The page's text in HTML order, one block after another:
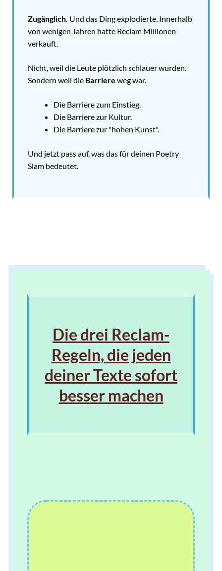
Zugänglich. Und das Ding explodierte. Innerhalb
von wenigen Jahren hatte Reclam Millionen
verkauft.
Nicht, weil die Leute plötzlich schlauer wurden.
Sondern weil die Barriere weg war.
Die Barriere zum Einstieg.
Die Barriere zur Kultur.
Die Barriere zur "hohen Kunst".
Und jetzt pass auf, was das für deinen Poetry
Slam bedeutet.
Die drei Reclam-
Regeln, die jeden
deiner Texte sofort
besser machen